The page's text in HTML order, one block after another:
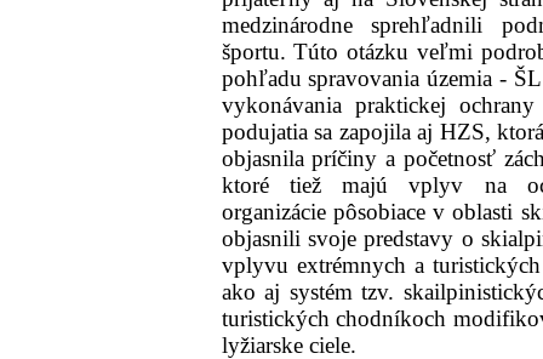
medzinárodne sprehľadnili
športu. Túto otázku veľmi
pohľadu spravovania územia -
vykonávania praktickej
podujatia sa zapojila aj HZS,
objasnila príčiny a početnosť
ktoré tiež majú vplyv na
organizácie pôsobiace v oblasti
objasnili svoje predstavy o
vplyvu extrémnych a
ako aj systém tzv.
turistických chodníkoch
lyžiarske ciele.